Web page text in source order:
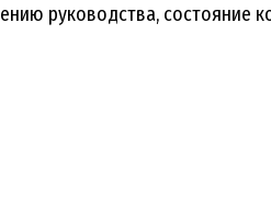
руководства, состояние